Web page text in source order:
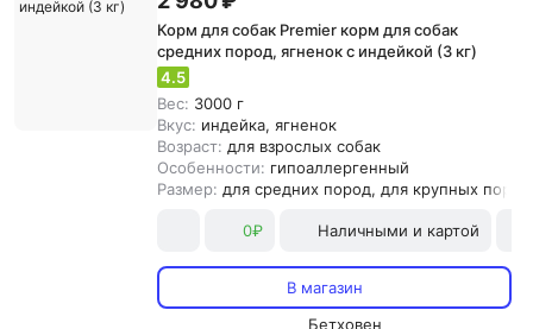
Корм для собак Premier корм для собак
средних пород, ягненок с индейкой (3 кг)
4.5
Вес: 3000 г
Вкус: индейка, ягненок
Возраст: для взрослых собак
Особенности: гипоаллергенный
Размер: для средних пород, для крупных пород
0₽ Наличными и картой
В магазин
Бетховен